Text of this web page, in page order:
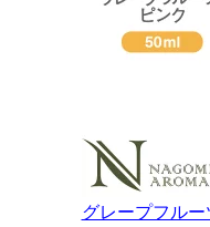
グレープフル